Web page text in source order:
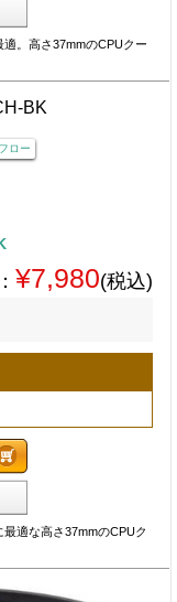
。高さ37mmのCPUクー
ロー
¥7,980(税込)
適な高さ37mmのCPUク